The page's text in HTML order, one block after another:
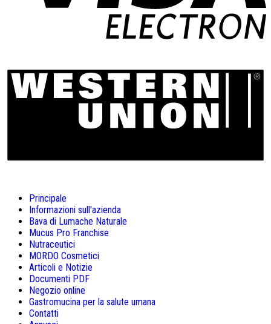
Principale
Informazioni sull'azienda
Bava di Lumache Naturale
Mucus Pro Franchise
Nutraceutici
MORDO Cosmetici
Articoli e Notizie
Documenti PDF
Negozio online
Gastromucina per la salute umana
Contatti